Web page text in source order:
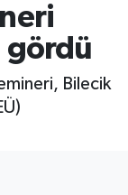
gördü
Bilecik